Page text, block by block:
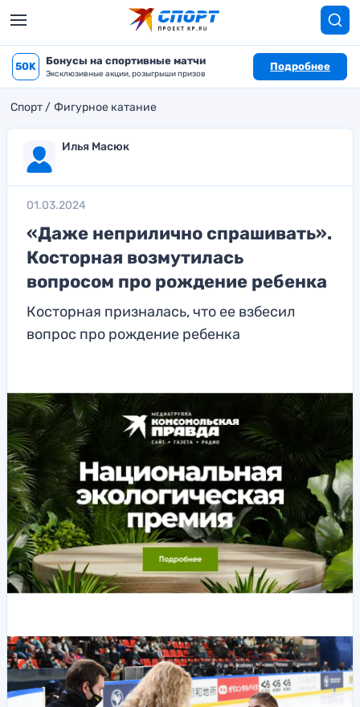
50K Бонусы на спортивные матчи
Эксклюзивные акции, розыгрыши призов
Подробнее
Спорт Фигурное катание
Илья Масюк
01.03.2024
«Даже неприлично спрашивать».
Косторная возмутилась
вопросом про рождение ребенка
Косторная призналась, что ее взбесил
вопрос про рождение ребенка